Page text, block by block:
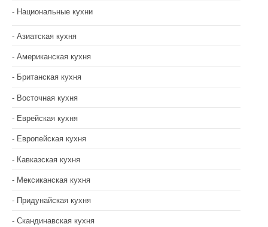
Национальные кухни
Азиатская кухня
Американская кухня
Британская кухня
Восточная кухня
Еврейская кухня
Европейская кухня
Кавказская кухня
Мексиканская кухня
Придунайская кухня
Скандинавская кухня